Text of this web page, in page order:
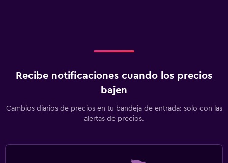
Recibe notificaciones cuando los precios
bajen
Cambios diarios de precios en tu bandeja de entrada: solo con las
alertas de precios.